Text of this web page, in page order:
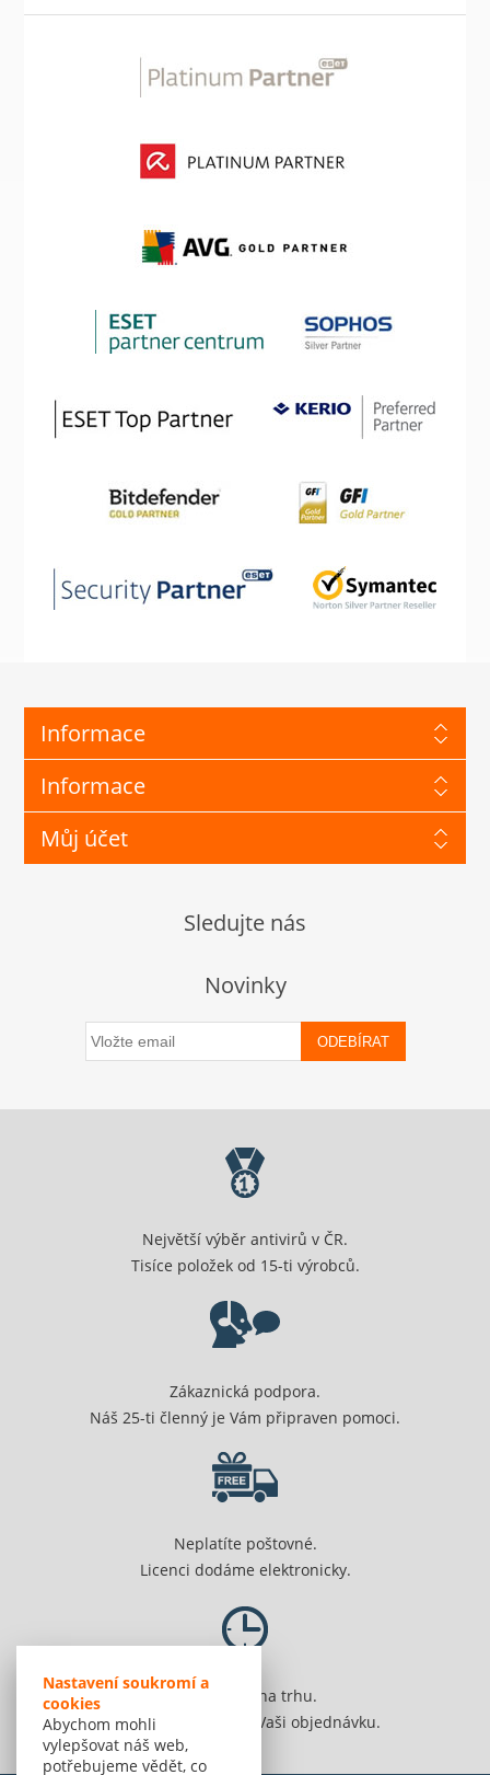
Nastavení soukromí a
cookies
Abychom mohli
vylepšovat náš web,
potřebujeme vědět, co
Informace
Informace
Můj účet
Sledujte nás
Novinky
ODEBÍRAT
Největší výběr antivirů v ČR.
Tisíce položek od 15-ti výrobců.
Zákaznická podpora.
Náš 25-ti členný je Vám připraven pomoci.
Neplatíte poštovné.
Licenci dodáme elektronicky.
Jsme 20 let na trhu.
Spolehlivě vyřídíme Vaši objednávku.